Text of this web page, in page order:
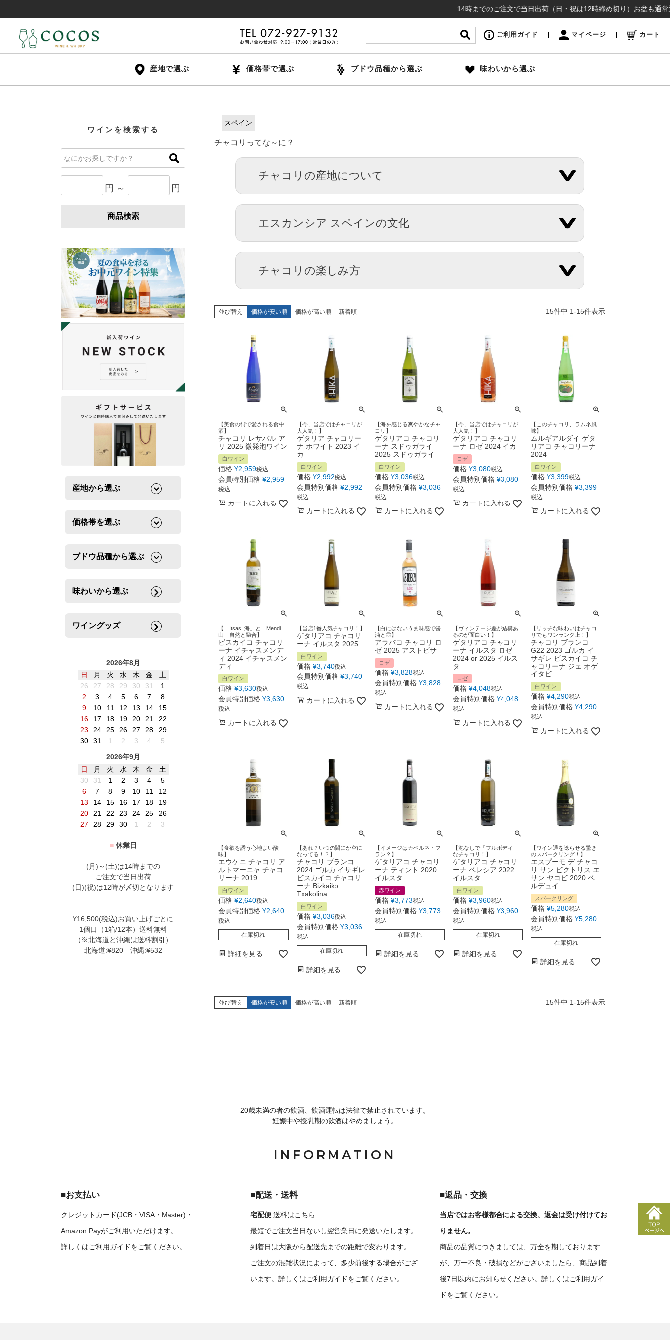
14時までのご注文で当日出荷（日・祝は12時締め切り）お盆も通常通
ご利用ガイド マイページ カート
産地で選ぶ 価格帯で選ぶ ブドウ品種から選ぶ 味わいから選ぶ
ワインを検索する
円 ～ 円
商品検索
産地から選ぶ
価格帯を選ぶ
ブドウ品種から選ぶ
味わいから選ぶ
ワイングッズ
2026年8月
日
月 火 水 木 金
土
26
27 28 29 30 31
1
2
3 4 5 6 7
8
9
10 11 12 13 14
15
16
17 18 19 20 21
22
23
24 25 26 27 28
29
30
31 1 2 3 4
5
2026年9月
日
月 火 水 木 金
土
30
31 1 2 3 4
5
6
7 8 9 10 11
12
13
14 15 16 17 18
19
20
21 22 23 24 25
26
27
28 29 30 1 2 3
■ 休業日
(月)～(土)は14時までの
ご注文で当日出荷
(日)(祝)は12時が〆切となります
¥16,500(税込)お買い上げごとに
1個口（1箱/12本）送料無料
（※北海道と沖縄は送料割引）
北海道:¥820 沖縄:¥532
スペイン
チャコリってな～に？
チャコリの産地について
エスカンシア スペインの文化
チャコリの楽しみ方
並び替え 価格が安い順 価格が高い順 新着順 15件中 1-15件表示
【美食の街で愛される食中
酒】
チャコリ レサバル ア
リ 2025 微発泡ワイン
白ワイン
価格 ¥2,959税込
会員特別価格 ¥2,959
税込
カートに入れる
【今、当店ではチャコリが
大人気！】
ゲタリア チャコリー
ナ ホワイト 2023 イ
カ
白ワイン
価格 ¥2,992税込
会員特別価格 ¥2,992
税込
カートに入れる
【海を感じる爽やかなチャ
コリ】
ゲタリアコ チャコリ
ーナ スドゥガライ
2025 スドゥガライ
白ワイン
価格 ¥3,036税込
会員特別価格 ¥3,036
税込
カートに入れる
【今、当店ではチャコリが
大人気！】
ゲタリアコ チャコリ
ーナ ロゼ 2024 イカ
ロゼ
価格 ¥3,080税込
会員特別価格 ¥3,080
税込
カートに入れる
【このチャコリ、ラムネ風
味】
ムルギアルダイ ゲタ
リアコ チャコリーナ
2024
白ワイン
価格 ¥3,399税込
会員特別価格 ¥3,399
税込
カートに入れる
【「Itsas=海」と「Mendi=
山」自然と融合】
ビスカイコ チャコリ
ーナ イチャスメンデ
ィ 2024 イチャスメン
ディ
白ワイン
価格 ¥3,630税込
会員特別価格 ¥3,630
税込
カートに入れる
【当店1番人気チャコリ！】
ゲタリアコ チャコリ
ーナ イルスタ 2025
白ワイン
価格 ¥3,740税込
会員特別価格 ¥3,740
税込
カートに入れる
【白にはないうま味感で醤
油と◎】
アラバコ チャコリ ロ
ゼ 2025 アストビサ
ロゼ
価格 ¥3,828税込
会員特別価格 ¥3,828
税込
カートに入れる
【ヴィンテージ差が結構あ
るのが面白い！】
ゲタリアコ チャコリ
ーナ イルスタ ロゼ
2024 or 2025 イルス
タ
ロゼ
価格 ¥4,048税込
会員特別価格 ¥4,048
税込
カートに入れる
【リッチな味わいはチャコ
リでもワンランク上！】
チャコリ ブランコ
G22 2023 ゴルカ イ
サギレ ビスカイコ チ
ャコリーナ ジェ オゲ
イタビ
白ワイン
価格 ¥4,290税込
会員特別価格 ¥4,290
税込
カートに入れる
【食欲を誘う心地よい酸
味】
エウケニ チャコリ ア
ルトマーニャ チャコ
リーナ 2019
白ワイン
価格 ¥2,640税込
会員特別価格 ¥2,640
税込
在庫切れ
詳細を見る
【あれ？いつの間にか空に
なってる！？】
チャコリ ブランコ
2024 ゴルカ イサギレ
ビスカイコ チャコリ
ーナ Bizkaiko
Txakolina
白ワイン
価格 ¥3,036税込
会員特別価格 ¥3,036
税込
在庫切れ
詳細を見る
【イメージはカベルネ・フ
ラン？】
ゲタリアコ チャコリ
ーナ ティント 2020
イルスタ
赤ワイン
価格 ¥3,773税込
会員特別価格 ¥3,773
税込
在庫切れ
詳細を見る
【泡なしで「フルボディ」
なチャコリ！】
ゲタリアコ チャコリ
ーナ ベレシア 2022
イルスタ
白ワイン
価格 ¥3,960税込
会員特別価格 ¥3,960
税込
在庫切れ
詳細を見る
【ワイン通を唸らせる驚き
のスパークリング！】
エスプーモ デ チャコ
リ サン ビクトリス エ
サン ヤコビ 2020 ベ
ルデュイ
スパークリング
価格 ¥5,280税込
会員特別価格 ¥5,280
税込
在庫切れ
詳細を見る
並び替え 価格が安い順 価格が高い順 新着順 15件中 1-15件表示
20歳未満の者の飲酒、飲酒運転は法律で禁止されています。
妊娠中や授乳期の飲酒はやめましょう。
INFORMATION
■お支払い
クレジットカード(JCB・VISA・Master)・
Amazon Payがご利用いただけます。
詳しくはご利用ガイドをご覧ください。
■配送・送料
宅配便 送料はこちら
最短でご注文当日ないし翌営業日に発送いたします。
到着日は大阪から配送先までの距離で変わります。
ご注文の混雑状況によって、多少前後する場合がござ
います。詳しくはご利用ガイドをご覧ください。
■返品・交換
当店ではお客様都合による交換、返金は受け付けてお
りません。
商品の品質につきましては、万全を期しております
が、万一不良・破損などがございましたら、商品到着
後7日以内にお知らせください。詳しくはご利用ガイ
ドをご覧ください。